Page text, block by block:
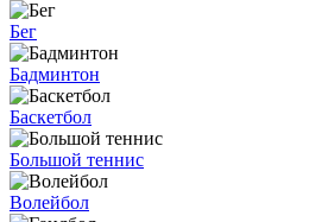
Бег
Бадминтон
Баскетбол
Большой теннис
Волейбол